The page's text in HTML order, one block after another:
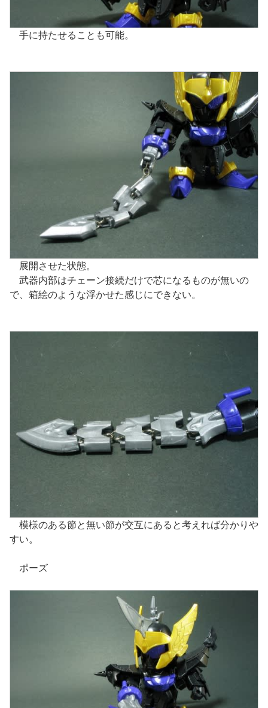
手に持たせることも可能。
展開させた状態。
武器内部はチェーン接続だけで芯になるものが無いの
で、箱絵のような浮かせた感じにできない。
模様のある節と無い節が交互にあると考えれば分かりや
すい。
ポーズ